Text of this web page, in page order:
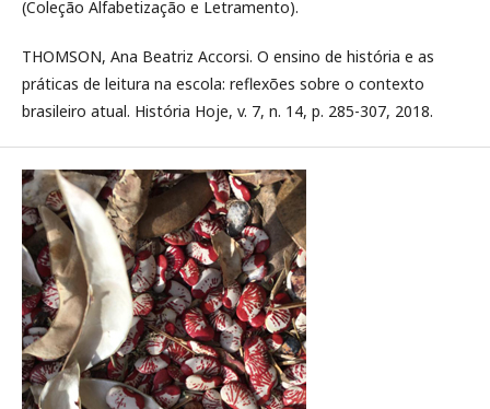
(Coleção Alfabetização e Letramento).
THOMSON, Ana Beatriz Accorsi. O ensino de história e as
práticas de leitura na escola: reflexões sobre o contexto
brasileiro atual. História Hoje, v. 7, n. 14, p. 285-307, 2018.